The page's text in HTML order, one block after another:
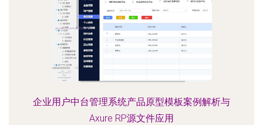
企业用户中台管理系统产品原型模板案例解析与
Axure RP源文件应用